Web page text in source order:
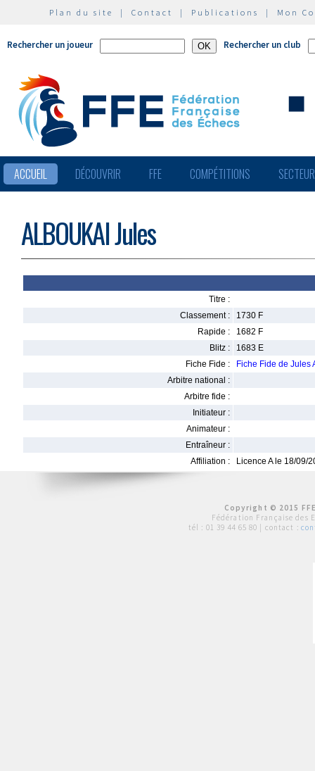
Plan du site | Contact | Publications | Mon
Rechercher un joueur Rechercher un club
ACCUEIL DÉCOUVRIR FFE COMPÉTITIONS
ALBOUKAI Jules
Titre :
Classement :
1730 F
Rapide :
1682 F
Blitz :
1683 E
Fiche Fide :
Fiche Fide de Jules
Arbitre national :
Arbitre fide :
Initiateur :
Animateur :
Entraîneur :
Affiliation :
Licence A le 18/09/
Copyright © 2015
Fédération Française des
tél : 01 39 44 65 80 | contact :